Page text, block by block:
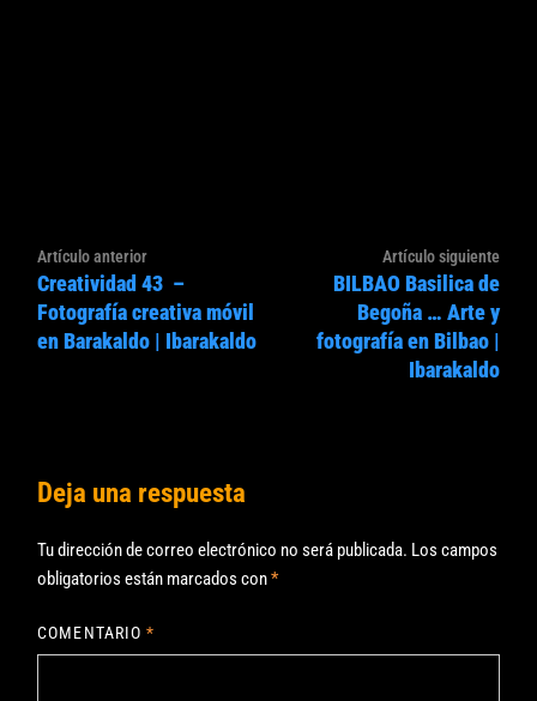
Navegación
de
entradas
Artículo anteriorArtículo
anterior:
Creatividad 43 –
Fotografía creativa móvil
en Barakaldo | Ibarakaldo
Artículo siguiente
BILBAO Basilica de
Begoña … Arte y
fotografía en Bilbao |
Ibarakaldo
Deja una respuesta
Tu dirección de correo electrónico no será publicada. Los campos
obligatorios están marcados con*
COMENTARIO*